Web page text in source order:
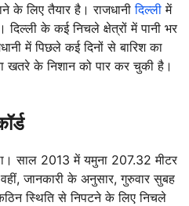
के लिए तैयार है। राजधानीदिल्लीमें
के कई निचले क्षेत्रों में पानी भर
में पिछले कई दिनों से बारिश का
खतरे के निशान को पार कर चुकी है।
साल 2013 में यमुना 207.32 मीटर
जानकारी के अनुसार, गुरुवार सुबह
स्थिति से निपटने के लिए निचले